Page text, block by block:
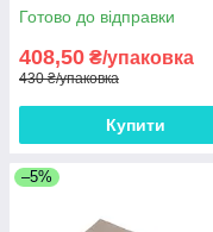
Готово до відправки
408,50 ₴/упаковка
430 ₴/упаковка
Купити
–5%